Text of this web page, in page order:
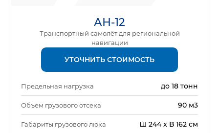
АН-12
Транспортный самолёт для региональной
навигации
УТОЧНИТЬ СТОИМОСТЬ
Предельная нагрузка до 18 тонн
Объем грузового отсека 90 м3
Габариты грузового люка Ш 244 x В 162 см